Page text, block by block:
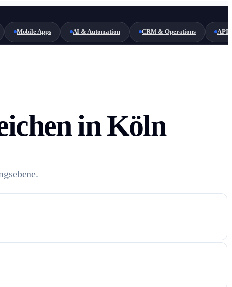
Mobile Apps AI & Automation CRM & Operations API
in Köln